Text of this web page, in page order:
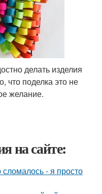
делать изделия
что поделка это не
желание.
на сайте:
сломалось - я просто